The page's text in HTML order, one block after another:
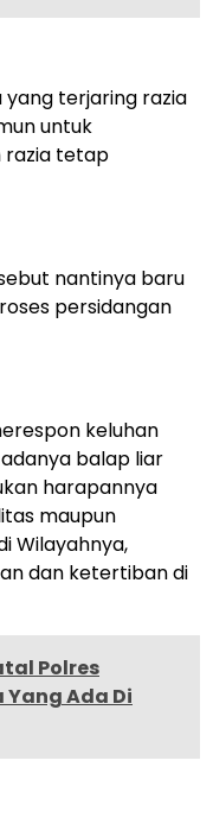
yang terjaring razia
untuk
razia tetap
nantinya baru
persidangan
keluhan
balap liar
harapannya
maupun
Wilayahnya,
dan ketertiban di
Polres
Yang Ada Di